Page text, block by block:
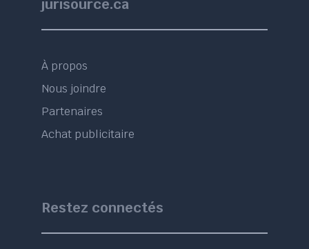
jurisource.ca
À propos
Nous joindre
Partenaires
Achat publicitaire
Restez connectés